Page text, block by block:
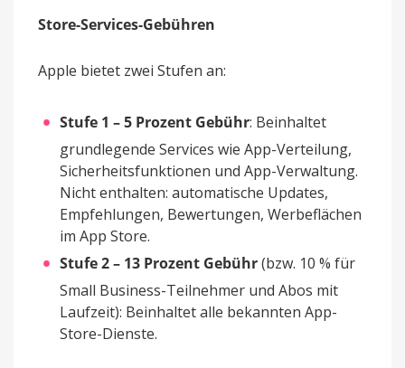
Store-Services-Gebühren
Apple bietet zwei Stufen an:
Stufe 1 – 5 Prozent Gebühr: Beinhaltet
grundlegende Services wie App-Verteilung,
Sicherheitsfunktionen und App-Verwaltung.
Nicht enthalten: automatische Updates,
Empfehlungen, Bewertungen, Werbeflächen
im App Store.
Stufe 2 – 13 Prozent Gebühr(bzw. 10 % für
Small Business-Teilnehmer und Abos mit
Laufzeit): Beinhaltet alle bekannten App-
Store-Dienste.